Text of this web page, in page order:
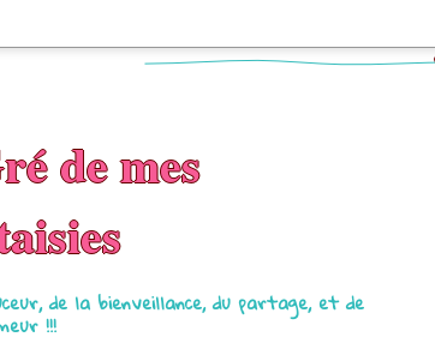
de mes
de la bienveillance, du partage, et de
!!!